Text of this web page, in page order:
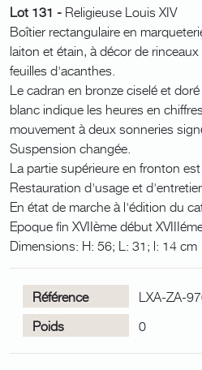
Lot 131 - Religieuse Louis XIV
Boîtier rectangulaire en
laiton et étain, à décor de
feuilles d'acanthes.
Le cadran en bronze ciselé et
blanc indique les heures en
mouvement à deux sonneries
Suspension changée.
La partie supérieure en fronton
Restauration d'usage et
En état de marche à l'édition du
Epoque fin XVIIème début
Dimensions: H: 56; L: 31; l: 14 cm
Référence
LXA-ZA-
Poids
0